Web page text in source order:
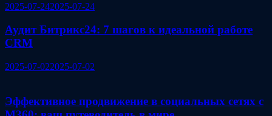
2025-07-242025-07-24
Аудит Битрикс24: 7 шагов к идеальной работе
CRM
2025-07-022025-07-02
Эффективное продвижение в социальных сетях с